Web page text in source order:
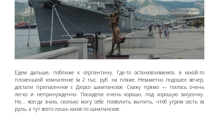
Едем дальше, поближе к серпантину. Где-то останавливаемся, в какой-то
плохенькой комнатенке за 2 тыс. руб. на пляже. Незаметно подошел вечер,
достали припасенное с Дюрсо шампанское. Скажу прямо — пилось очень
легко и непринужденно. Посидели очень хорошо, под хорошую закусочку.
Но… всегда знаю, сколько могу себе позволить выпить, чтоб утром сесть за
руль, а тут всего лишь какое-то шампанское.